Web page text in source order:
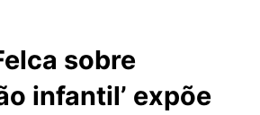
sobre
infantil’ expõe